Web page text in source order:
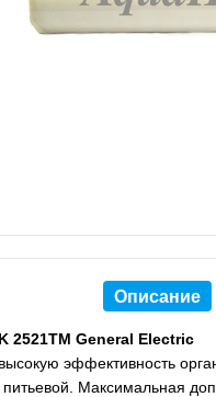
Описание
2521TM General Electric
эффективность
Максимальная